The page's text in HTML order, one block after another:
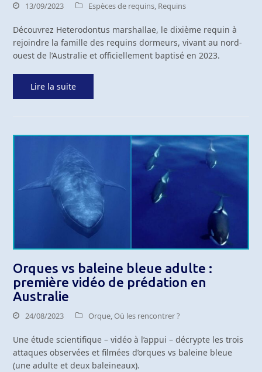
13/09/2023 Espèces de requins, Requins
Découvrez Heterodontus marshallae, le dixième requin à
rejoindre la famille des requins dormeurs, vivant au nord-
ouest de l’Australie et officiellement baptisé en 2023.
Lire la suite
Orques vs baleine bleue adulte :
première vidéo de prédation en
Australie
24/08/2023 Orque,Où les rencontrer ?
Une étude scientifique – vidéo à l’appui – décrypte les trois
attaques observées et filmées d’orques vs baleine bleue
(une adulte et deux baleineaux).